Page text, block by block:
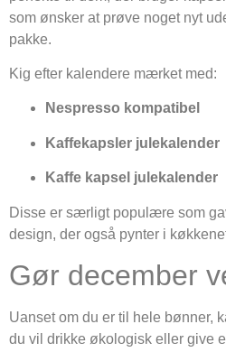
som ønsker at prøve noget nyt
pakke.
Kig efter kalendere mærket med:
Nespresso kompatibel
Kaffekapsler julekalender
Kaffe kapsel julekalender
Disse er særligt populære som
design, der også pynter i
Gør december
Uanset om du er til hele bønner,
du vil drikke økologisk eller give